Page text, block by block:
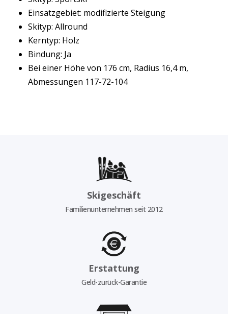
Einsatzgebiet: modifizierte Steigung
Skityp: Allround
Kerntyp: Holz
Bindung: Ja
Bei einer Höhe von 176 cm, Radius 16,4 m,
Abmessungen 117-72-104
Skigeschäft
Familienunternehmen seit 2012
Erstattung
Geld-zurück-Garantie